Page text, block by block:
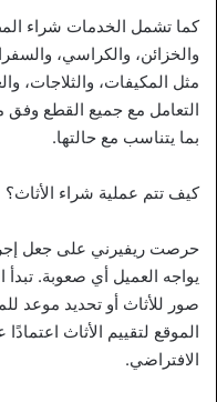
كما تشمل الخدمات شراء
والخزائن، والكراسي،
مثل المكيفات، والثلاجات،
التعامل مع جميع القطع
بما يتناسب مع حالتها.
كيف تتم عملية شراء الأثاث؟
حرصت ريفيرني على جعل
يواجه العميل أي صعوبة.
صور للأثاث أو تحديد موعد
الموقع لتقييم الأثاث
الافتراضي.